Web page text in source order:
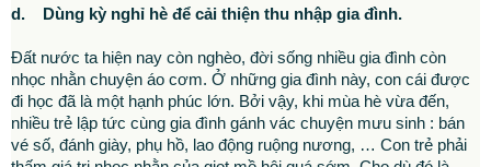
d. Dùng kỳ nghỉ hè để cải thiện thu nhập gia đình.
Đất nước ta hiện nay còn nghèo, đời sống nhiều gia đình còn
nhọc nhằn chuyện áo cơm. Ở những gia đình này, con cái được
đi học đã là một hạnh phúc lớn. Bởi vậy, khi mùa hè vừa đến,
nhiều trẻ lập tức cùng gia đình gánh vác chuyện mưu sinh : bán
vé số, đánh giày, phụ hồ, lao động ruộng nương, … Con trẻ phải